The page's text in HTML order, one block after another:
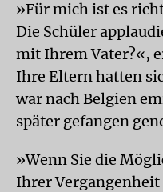
»Für mich ist es
Die Schüler
mit Ihrem Vater?«,
Ihre Eltern hatten
war nach Belgien
später gefangen
»Wenn Sie die
Ihrer Vergangenheit